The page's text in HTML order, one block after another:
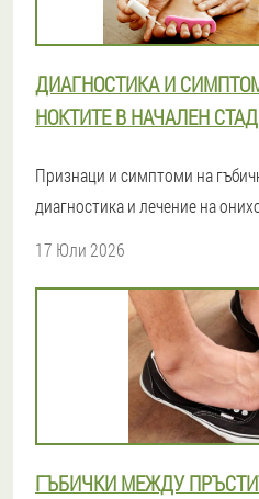
ДИАГНОСТИКА И
НОКТИТЕ В НАЧАЛЕН
Признаци и симптоми на
диагностика и лечение на
17 Юли 2026
ГЪБИЧКИ МЕЖДУ